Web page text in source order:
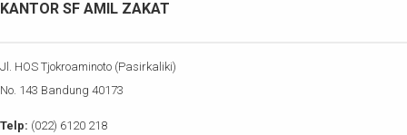
KANTOR SF AMIL ZAKAT
Jl. HOS Tjokroaminoto (Pasirkaliki)
No. 143 Bandung 40173
Telp: (022) 6120 218